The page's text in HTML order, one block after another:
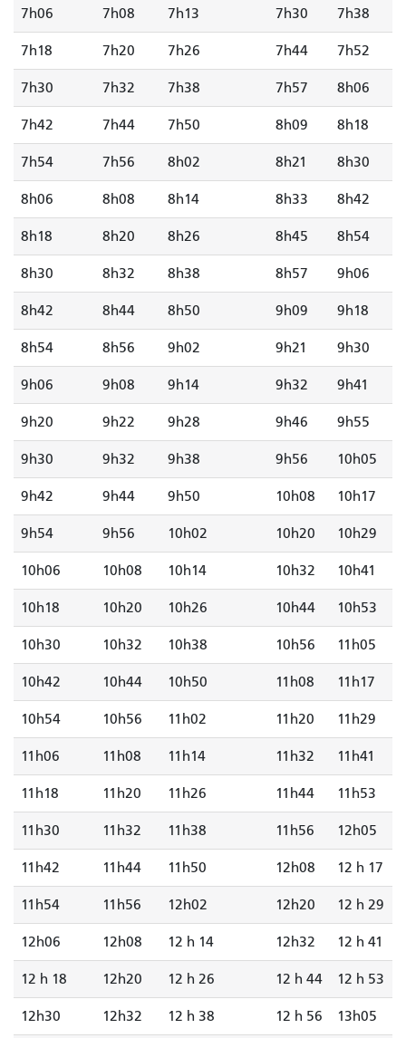
7h06 7h08 7h13 7h30 7h38
7h18 7h20 7h26 7h44 7h52
7h30 7h32 7h38 7h57 8h06
7h42 7h44 7h50 8h09 8h18
7h54 7h56 8h02 8h21 8h30
8h06 8h08 8h14 8h33 8h42
8h18 8h20 8h26 8h45 8h54
8h30 8h32 8h38 8h57 9h06
8h42 8h44 8h50 9h09 9h18
8h54 8h56 9h02 9h21 9h30
9h06 9h08 9h14 9h32 9h41
9h20 9h22 9h28 9h46 9h55
9h30 9h32 9h38 9h56 10h05
9h42 9h44 9h50 10h08 10h17
9h54 9h56 10h02 10h20 10h29
10h06 10h08 10h14 10h32 10h41
10h18 10h20 10h26 10h44 10h53
10h30 10h32 10h38 10h56 11h05
10h42 10h44 10h50 11h08 11h17
10h54 10h56 11h02 11h20 11h29
11h06 11h08 11h14 11h32 11h41
11h18 11h20 11h26 11h44 11h53
11h30 11h32 11h38 11h56 12h05
11h42 11h44 11h50 12h08 12 h 17
11h54 11h56 12h02 12h20 12 h 29
12h06 12h08 12 h 14 12h32 12 h 41
12 h 18 12h20 12 h 26 12 h 44 12 h 53
12h30 12h32 12 h 38 12 h 56 13h05